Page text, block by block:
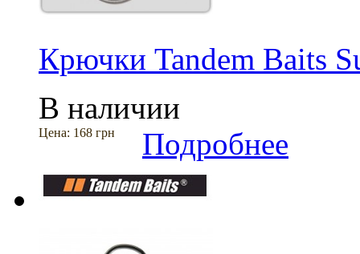
Крючки Tandem Baits
В наличии
Цена: 168 грн Подробнее